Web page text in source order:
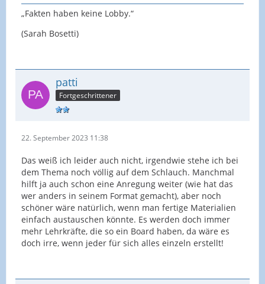
„Fakten haben keine Lobby.“
(Sarah Bosetti)
patti
Fortgeschrittener
22. September 2023 11:38
Das weiß ich leider auch nicht, irgendwie stehe ich bei
dem Thema noch völlig auf dem Schlauch. Manchmal
hilft ja auch schon eine Anregung weiter (wie hat das
wer anders in seinem Format gemacht), aber noch
schöner wäre natürlich, wenn man fertige Materialien
einfach austauschen könnte. Es werden doch immer
mehr Lehrkräfte, die so ein Board haben, da wäre es
doch irre, wenn jeder für sich alles einzeln erstellt!